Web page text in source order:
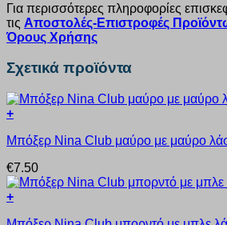
Για περισσότερες πληροφορίες
τις Αποστολές-Επιστροφές
Όρους Χρήσης
Σχετικά προϊόντα
+
το
έχει
πολλαπλές
παραλλαγές.
Μπόξερ Nina Club μαύρο με μαύρο
€7.50
+